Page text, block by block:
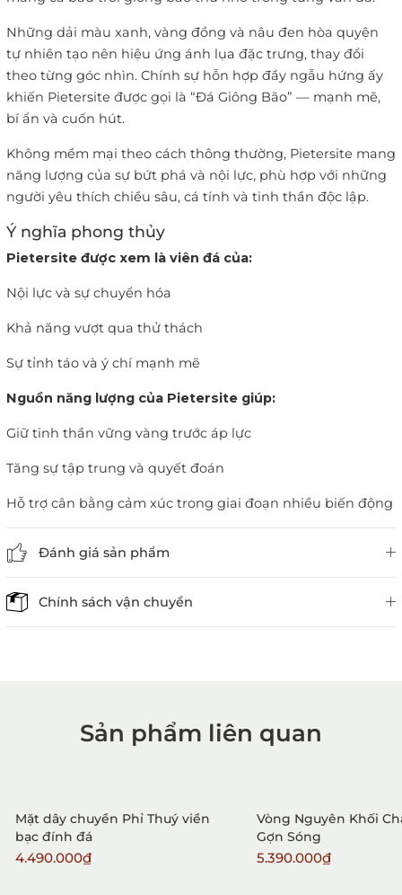
Những dải màu xanh, vàng đồng và nâu đen hòa quyện
tự nhiên tạo nên hiệu ứng ánh lụa đặc trưng, thay đổi
theo từng góc nhìn. Chính sự hỗn hợp đầy ngẫu hứng ấy
khiến Pietersite được gọi là “Đá Giông Bão” — mạnh mẽ,
bí ẩn và cuốn hút.
Không mềm mại theo cách thông thường, Pietersite mang
năng lượng của sự bứt phá và nội lực, phù hợp với những
người yêu thích chiều sâu, cá tính và tinh thần độc lập.
Ý nghĩa phong thủy
Pietersite được xem là viên đá của:
Nội lực và sự chuyển hóa
Khả năng vượt qua thử thách
Sự tỉnh táo và ý chí mạnh mẽ
Nguồn năng lượng của Pietersite giúp:
Giữ tinh thần vững vàng trước áp lực
Tăng sự tập trung và quyết đoán
Hỗ trợ cân bằng cảm xúc trong giai đoạn nhiều biến động
Đánh giá sản phẩm
Chính sách vận chuyển
1. Mua hàng trực tiếp tại VietGemstones
Sản phẩm liên quan
Mặt dây chuyền Phỉ Thuý viền
bạc đính đá
4.490.000₫
Vòng Nguyên Khối
Gợn Sóng
5.390.000₫